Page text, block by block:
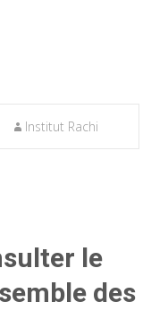
Institut Rachi
le
des